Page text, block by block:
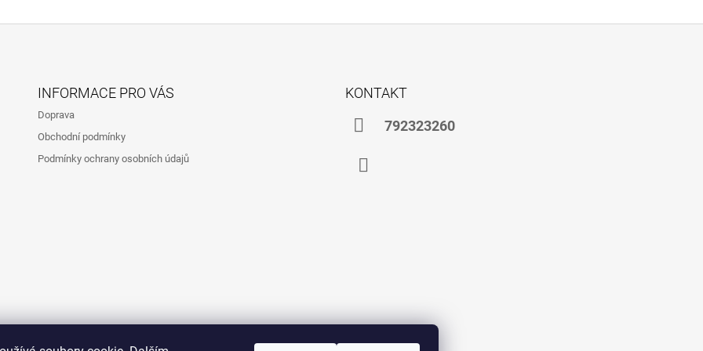
INFORMACE PRO VÁS
Doprava
Obchodní podmínky
Podmínky ochrany osobních údajů
KONTAKT
792323260